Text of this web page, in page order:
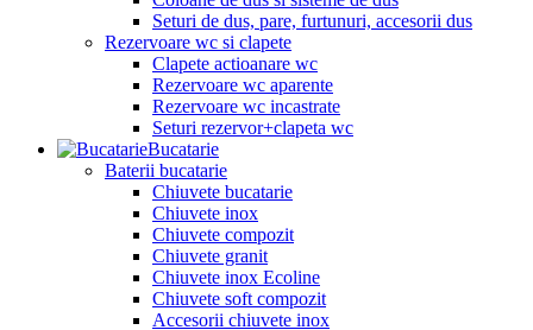
Seturi de dus, pare, furtunuri, accesorii dus
Rezervoare wc si clapete
Clapete actioanare wc
Rezervoare wc aparente
Rezervoare wc incastrate
Seturi rezervor+clapeta wc
Bucatarie
Baterii bucatarie
Chiuvete bucatarie
Chiuvete inox
Chiuvete compozit
Chiuvete granit
Chiuvete inox Ecoline
Chiuvete soft compozit
Accesorii chiuvete inox